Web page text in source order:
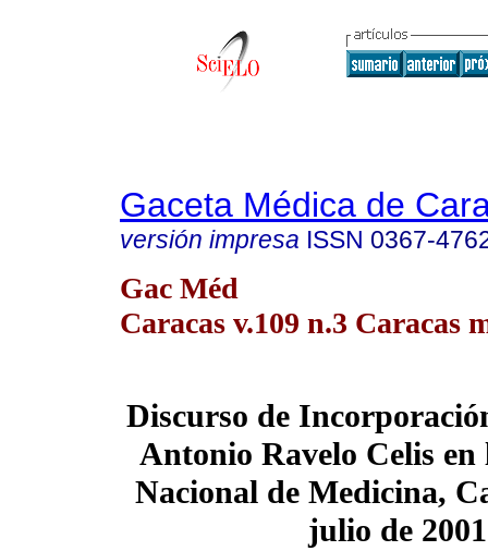
Gaceta Médica de
versión impresa ISSN 0367-
Gac Méd
Caracas v.109 n.3 Caracas
Discurso de
Antonio Ravelo Celis en
Nacional de Medicina,
julio de 2001